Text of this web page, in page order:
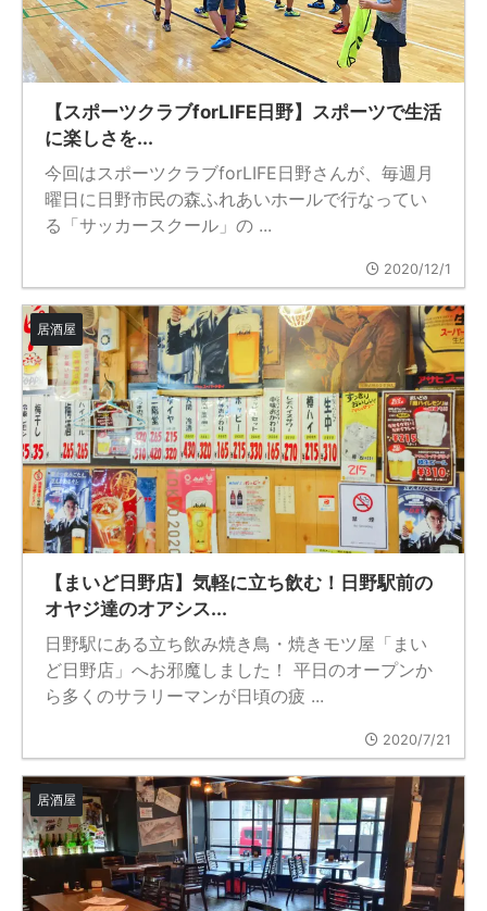
【スポーツクラブforLIFE日野】スポーツで生活
に楽しさを...
今回はスポーツクラブforLIFE日野さんが、毎週月
曜日に日野市民の森ふれあいホールで行なってい
る「サッカースクール」の ...
2020/12/1
居酒屋
【まいど日野店】気軽に立ち飲む！日野駅前の
オヤジ達のオアシス...
日野駅にある立ち飲み焼き鳥・焼きモツ屋「まい
ど日野店」へお邪魔しました！ 平日のオープンか
ら多くのサラリーマンが日頃の疲 ...
2020/7/21
居酒屋